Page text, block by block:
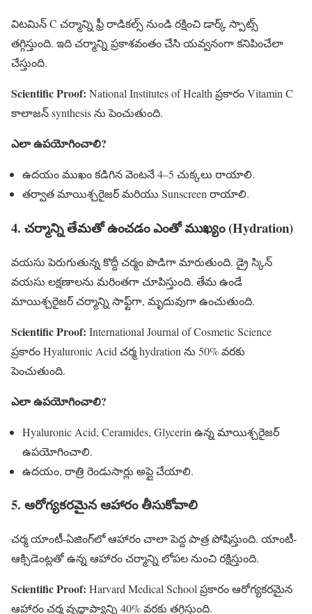
విటమిన్ C చర్మాన్ని ఫ్రీ రాడికల్స్ నుండి రక్షించి డార్క్ స్పాట్స్
తగ్గిస్తుంది. ఇది చర్మాన్ని ప్రకాశవంతం చేసి యవ్వనంగా కనిపించేలా
చేస్తుంది.
Scientific Proof: National Institutes of Health ప్రకారం Vitamin C
కాలాజన్ synthesis ను పెంచుతుంది.
ఎలా ఉపయోగించాలి?
ఉదయం ముఖం కడిగిన వెంటనే 4–5 చుక్కలు రాయాలి.
తర్వాత మాయిశ్చరైజర్ మరియు Sunscreen రాయాలి.
4. చర్మాన్ని తేమతో ఉంచడం ఎంతో ముఖ్యం (Hydration)
వయసు పెరుగుతున్న కొద్దీ చర్మం పొడిగా మారుతుంది. డ్రై స్కిన్
వయసు లక్షణాలను మరింతగా చూపిస్తుంది. తేమ ఉండే
మాయిశ్చరైజర్ చర్మాన్ని సాఫ్ట్‌గా, మృదువుగా ఉంచుతుంది.
Scientific Proof: International Journal of Cosmetic Science
ప్రకారం Hyaluronic Acid చర్మ hydration ను 50% వరకు
పెంచుతుంది.
ఎలా ఉపయోగించాలి?
Hyaluronic Acid, Ceramides, Glycerin ఉన్న మాయిశ్చరైజర్
ఉపయోగించాలి.
ఉదయం, రాత్రి రెండుసార్లు అప్లై చేయాలి.
5. ఆరోగ్యకరమైన ఆహారం తీసుకోవాలి
చర్మ యాంటీ-ఏజింగ్‌లో ఆహారం చాలా పెద్ద పాత్ర పోషిస్తుంది. యాంటీ-
ఆక్సిడెంట్లతో ఉన్న ఆహారం చర్మాన్ని లోపల నుంచి రక్షిస్తుంది.
Scientific Proof: Harvard Medical School ప్రకారం ఆరోగ్యకరమైన
ఆహారం చర్మ వృద్ధాప్యాన్ని 40% వరకు తగ్గిస్తుంది.